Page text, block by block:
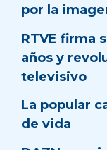
por la
RTVE firma
años y
televisivo
La popular
de vida